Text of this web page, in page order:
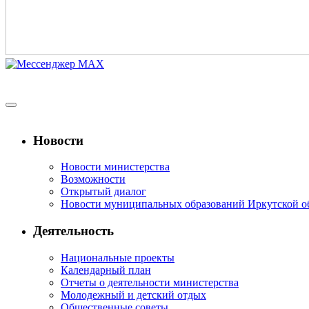
Новости
Новости министерства
Возможности
Открытый диалог
Новости муниципальных образований Иркутской
Деятельность
Национальные проекты
Календарный план
Отчеты о деятельности министерства
Молодежный и детский отдых